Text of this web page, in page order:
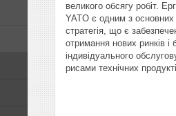
великого обсягу робіт.
YATO є одним з основних
стратегія, що є
отримання нових ринків і
індивідуального
рисами технічних